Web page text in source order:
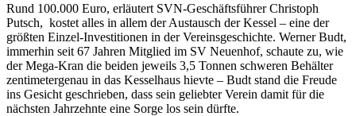
Rund 100.000 Euro, erläutert SVN-Geschäftsführer Christoph
Putsch, kostet alles in allem der Austausch der Kessel – eine der
größten Einzel-Investitionen in der Vereinsgeschichte. Werner Budt,
immerhin seit 67 Jahren Mitglied im SV Neuenhof, schaute zu, wie
der Mega-Kran die beiden jeweils 3,5 Tonnen schweren Behälter
zentimetergenau in das Kesselhaus hievte – Budt stand die Freude
ins Gesicht geschrieben, dass sein geliebter Verein damit für die
nächsten Jahrzehnte eine Sorge los sein dürfte.